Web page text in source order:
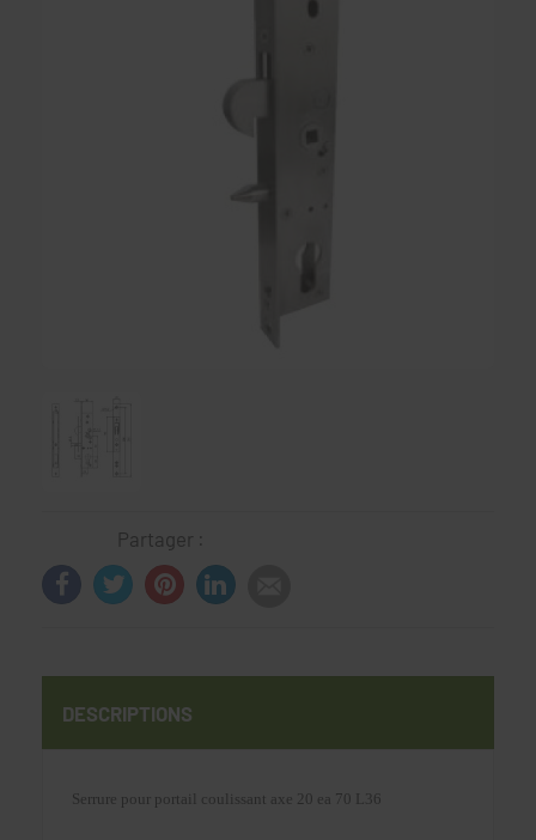
Partager :
DESCRIPTIONS
Serrure pour portail coulissant axe 20 ea 70 L36